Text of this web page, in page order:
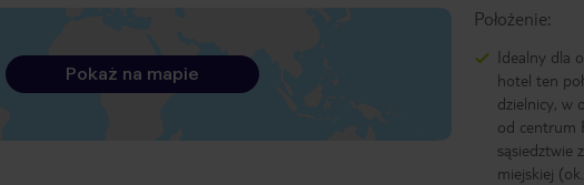
Położenie:
Idealny dla
hotel ten
dzielnicy, w
od centrum
sąsiedztwie
miejskiej
Pokaż na mapie